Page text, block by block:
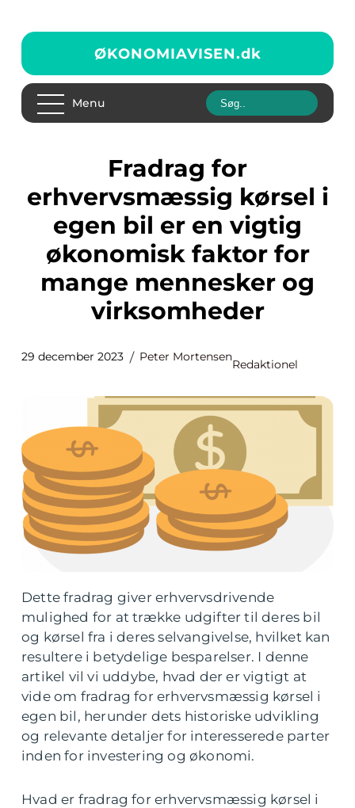
ØKONOMIAVISEN.dk
Menu
Fradrag for
erhvervsmæssig kørsel i
egen bil er en vigtig
økonomisk faktor for
mange mennesker og
virksomheder
29 december 2023 Peter Mortensen
Redaktionel
Dette fradrag giver erhvervsdrivende
mulighed for at trække udgifter til deres bil
og kørsel fra i deres selvangivelse, hvilket kan
resultere i betydelige besparelser. I denne
artikel vil vi uddybe, hvad der er vigtigt at
vide om fradrag for erhvervsmæssig kørsel i
egen bil, herunder dets historiske udvikling
og relevante detaljer for interesserede parter
inden for investering og økonomi.
Hvad er fradrag for erhvervsmæssig kørsel i